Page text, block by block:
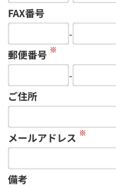
FAX番号
-
郵便番号 ※
-
ご住所
メールアドレス ※
備考